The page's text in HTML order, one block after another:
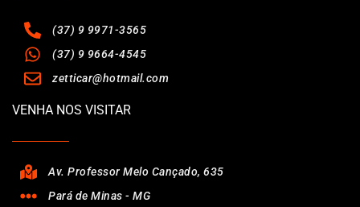
(37) 9 9971-3565
(37) 9 9664-4545
zetticar@hotmail.com
VENHA NOS VISITAR
Av. Professor Melo Cançado, 635
Pará de Minas - MG